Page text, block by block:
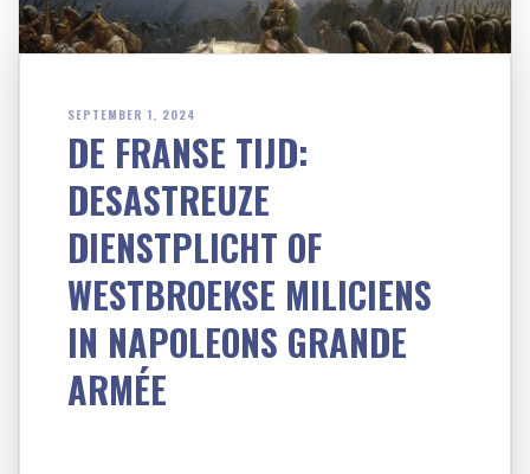
SEPTEMBER 1, 2024
DE FRANSE TIJD:
DESASTREUZE
DIENSTPLICHT OF
WESTBROEKSE MILICIENS
IN NAPOLEONS GRANDE
ARMÉE